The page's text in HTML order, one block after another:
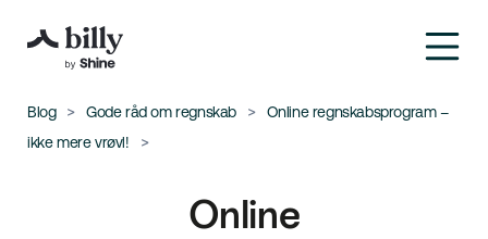
Blog Gode råd om regnskab
Online regnskabsprogram –
ikke mere vrøvl!
Online